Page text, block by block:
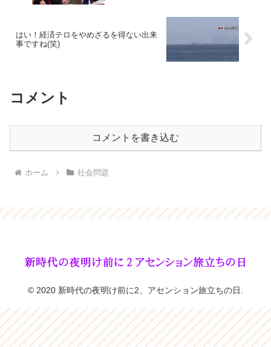
はい！経済テロをやめざるを得ない出来
事ですね(笑)
コメント
コメントを書き込む
ホーム 社会問題
© 2020 新時代の夜明け前に2、アセンション旅立ちの日.